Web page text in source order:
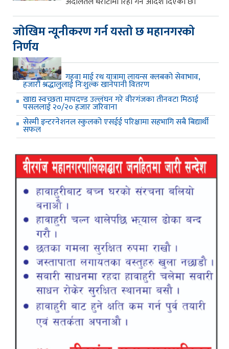
जाेखिम न्यूनीकरण गर्न यस्ताे छ महानगरकाे
निर्णय
गहवा माई रथ यात्रामा लायन्स क्लबको सेवाभाव,
हजारौं श्रद्धालुलाई निःशुल्क खानेपानी वितरण
खाद्य स्वच्छता मापदण्ड उल्लंघन गरे वीरगंजका तीनवटा मिठाई
पसललाई २०/२० हजार जरिवाना
सेस्मी इन्टरनेशनल स्कुलको एसईई परिक्षामा सहभागि सबै बिद्यार्थी
सफल